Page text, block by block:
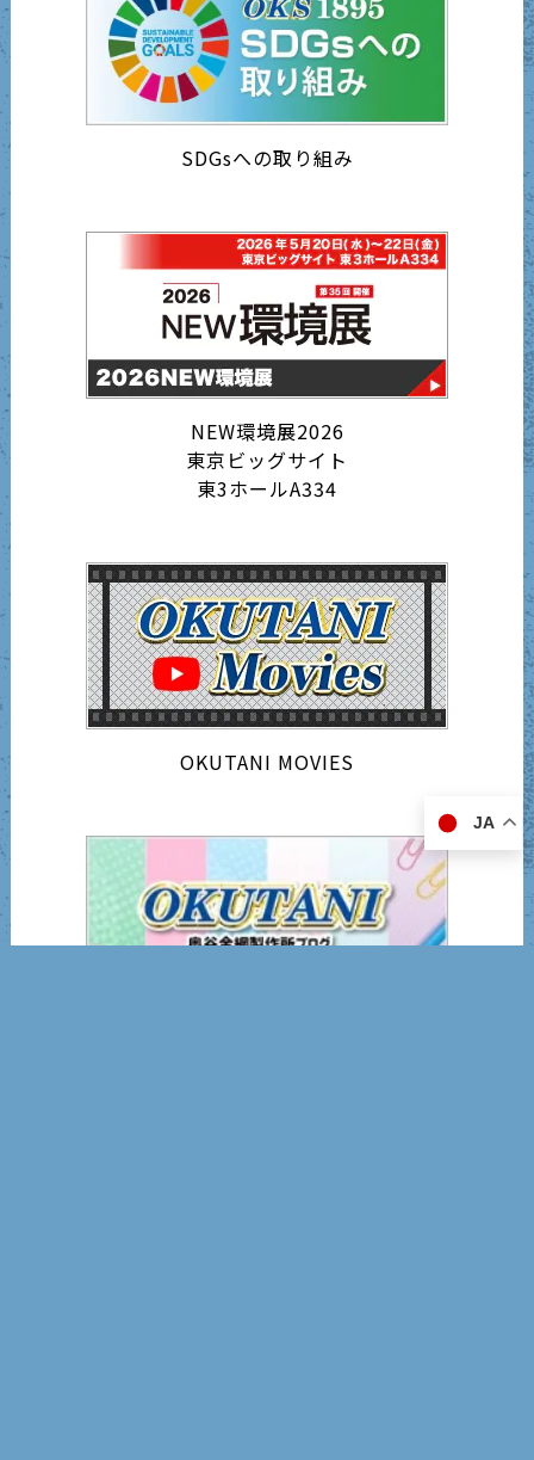
SDGsへの取り組み
NEW環境展2026
東京ビッグサイト
東3ホールA334
OKUTANI MOVIES
JA